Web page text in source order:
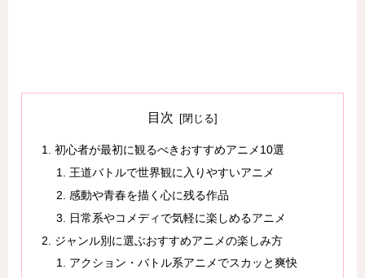
目次
初心者が最初に観るべきおすすめアニメ10選
王道バトルで世界観に入りやすいアニメ
感動や青春を描く心に残る作品
日常系やコメディで気軽に楽しめるアニメ
ジャンル別に選ぶおすすめアニメの楽しみ方
アクション・バトル系アニメでスカッと爽快